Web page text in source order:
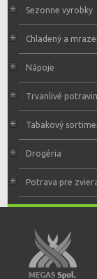
Sezonne vyrobky
Chladený a
Nápoje
Trvanlivé
Tabakový
Drogéria
Potrava pre